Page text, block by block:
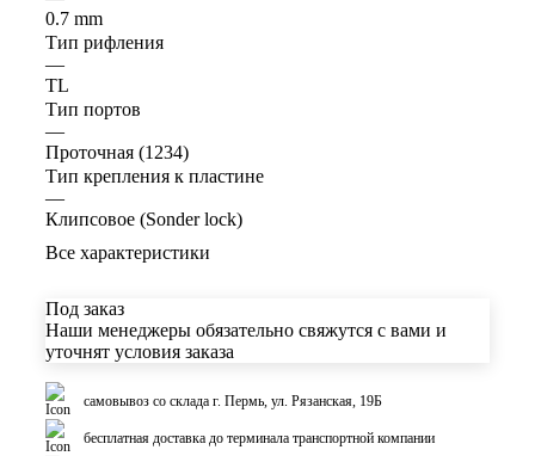
0.7 mm
Тип рифления
—
TL
Тип портов
—
Проточная (1234)
Тип крепления к пластине
—
Клипсовое (Sonder lock)
Все характеристики
Под заказ
Наши менеджеры обязательно свяжутся с вами и
уточнят условия заказа
самовывоз со склада г. Пермь, ул. Рязанская, 19Б
бесплатная доставка до терминала транспортной компании